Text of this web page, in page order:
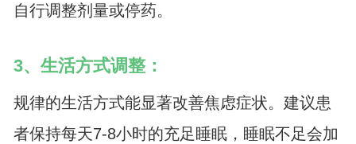
自行调整剂量或停药。
3、生活方式调整：
规律的生活方式能显著改善焦虑症状。建议患
者保持每天7-8小时的充足睡眠，睡眠不足会加